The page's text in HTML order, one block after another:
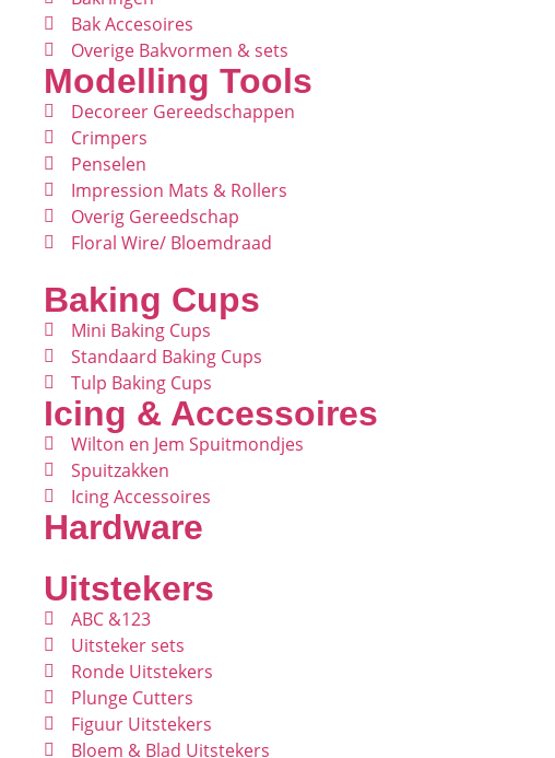
Bak Accesoires
Overige Bakvormen & sets
Modelling Tools
Decoreer Gereedschappen
Crimpers
Penselen
Impression Mats & Rollers
Overig Gereedschap
Floral Wire/ Bloemdraad
Baking Cups
Mini Baking Cups
Standaard Baking Cups
Tulp Baking Cups
Icing & Accessoires
Wilton en Jem Spuitmondjes
Spuitzakken
Icing Accessoires
Hardware
Uitstekers
ABC &123
Uitsteker sets
Ronde Uitstekers
Plunge Cutters
Figuur Uitstekers
Bloem & Blad Uitstekers